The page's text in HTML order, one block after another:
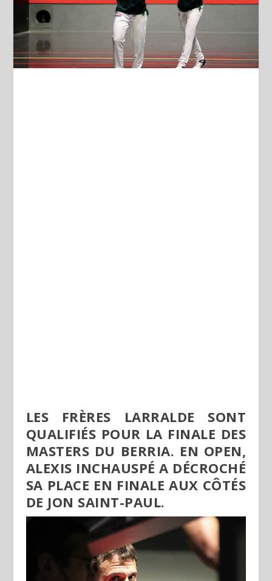
LES FRÈRES LARRALDE SONT
QUALIFIÉS POUR LA FINALE DES
MASTERS DU BERRIA. EN OPEN,
ALEXIS INCHAUSPÉ A DÉCROCHÉ
SA PLACE EN FINALE AUX CÔTÉS
DE JON SAINT-PAUL.